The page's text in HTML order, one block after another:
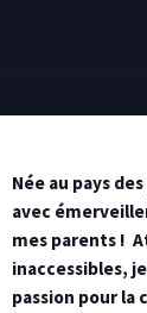
Née au pays
avec
mes parents !
inaccessibles,
passion pour la